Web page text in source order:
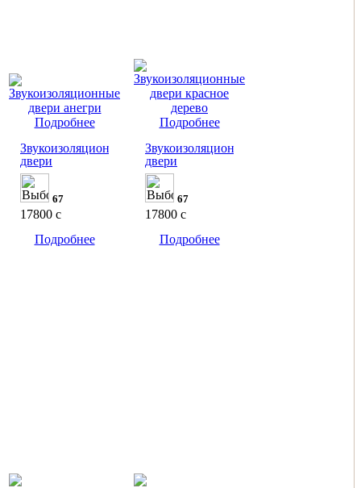
Подробнее
Звукоизоляционные
двери
67
17800 c
Подробнее
Подробнее
Звукоизоляционные
двери
67
17800 c
Подробнее